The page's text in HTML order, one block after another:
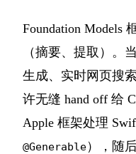
Foundation Models
（摘要、提取）。
生成、实时网页搜
许无缝 hand off 给
Apple 框架处理
@Generable），随